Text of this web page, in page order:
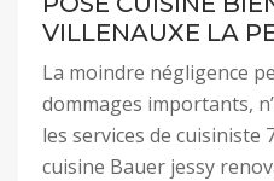
VILLENAUXE LA
La moindre négligence
dommages importants,
les services de cuisiniste
cuisine Bauer jessy